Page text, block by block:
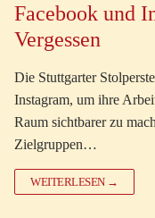
Facebook und
Vergessen
Die Stuttgarter
Instagram, um ihre
Raum sichtbarer zu
Zielgruppen…
WEITERLESEN →